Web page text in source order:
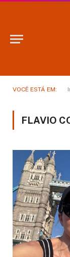
VOCÊ ESTÁ EM:
FLAVIO